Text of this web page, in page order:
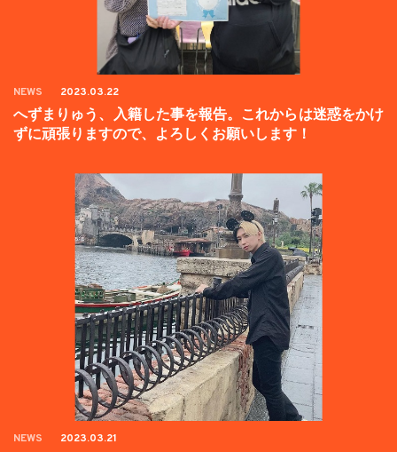
NEWS 2023.03.22
へずまりゅう、入籍した事を報告。これからは迷惑をかけ
ずに頑張りますので、よろしくお願いします！
NEWS 2023.03.21